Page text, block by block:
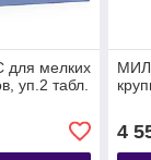
мелких
уп.2 табл.
4